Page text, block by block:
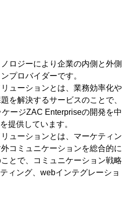
ロジーにより企業の内側と外側
プロバイダーです。
ューションとは、業務効率化や
を解決するサービスのことで、
ージZAC Enterpriseの開発を中
提供しています。
ューションとは、マーケティン
コミュニケーションを総合的に
とで、コミュニケーション戦略
ィング、webインテグレーショ